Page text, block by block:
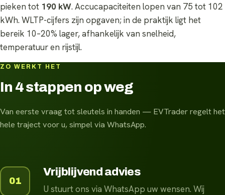
pieken tot 190 kW. Accucapaciteiten lopen van 75 tot 102
kWh. WLTP-cijfers zijn opgaven; in de praktijk ligt het
bereik 10–20% lager, afhankelijk van snelheid,
temperatuur en rijstijl.
ZO WERKT HET
In 4 stappen op weg
Van eerste vraag tot sleutels in handen — EVTrader regelt het
hele traject voor u, simpel via WhatsApp.
01
Vrijblijvend advies
U stuurt ons via WhatsApp uw wensen. Wij